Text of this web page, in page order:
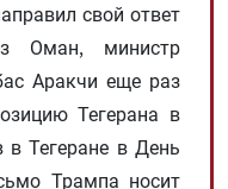
свой ответ
Оман, министр
Аракчи еще раз
Тегерана в
в Тегеране в День
Трампа носит